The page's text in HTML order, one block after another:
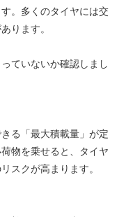
。多くのタイヤには交
ります。
ていないか確認しまし
る「最大積載量」が定
物を乗せると、タイヤ
スクが高まります。